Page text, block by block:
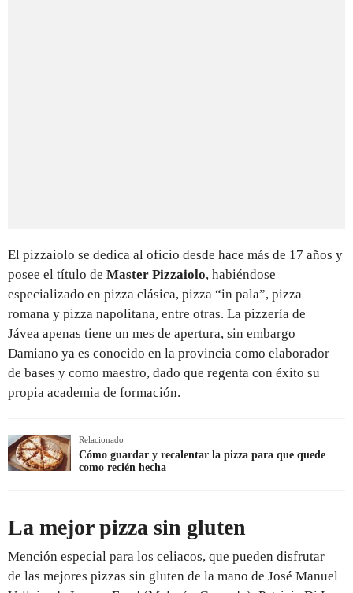
El pizzaiolo se dedica al oficio desde hace más de 17 años y
posee el título de Master Pizzaiolo, habiéndose
especializado en pizza clásica, pizza “in pala”, pizza
romana y pizza napolitana, entre otras. La pizzería de
Jávea apenas tiene un mes de apertura, sin embargo
Damiano ya es conocido en la provincia como elaborador
de bases y como maestro, dado que regenta con éxito su
propia academia de formación.
Relacionado
Cómo guardar y recalentar la pizza para que quede
como recién hecha
La mejor pizza sin gluten
Mención especial para los celiacos, que pueden disfrutar
de las mejores pizzas sin gluten de la mano de José Manuel